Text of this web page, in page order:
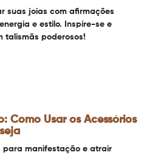
suas joias com afirmações
e estilo. Inspire-se e
talismãs poderosos!
Como Usar os Acessórios
para manifestação e atrair